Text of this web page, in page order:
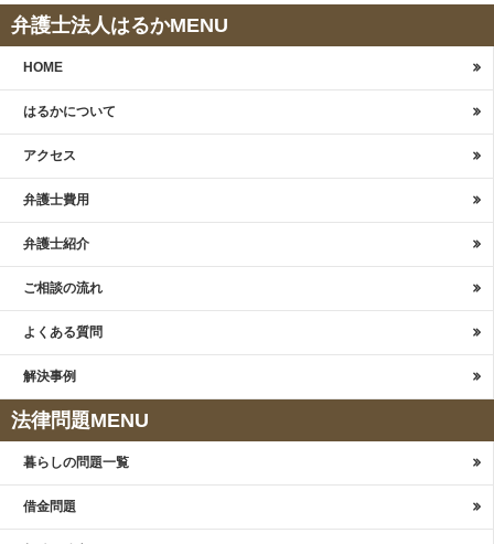
弁護士法人はるかMENU
HOME
はるかについて
アクセス
弁護士費用
弁護士紹介
ご相談の流れ
よくある質問
解決事例
法律問題MENU
暮らしの問題一覧
借金問題